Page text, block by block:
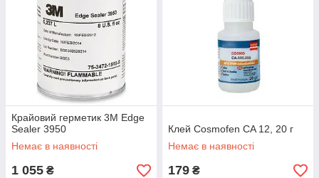
Крайовий герметик 3M Edge
Sealer 3950
Немає в наявності
1 055 ₴
Клей Cosmofen CA 12, 20 г
Немає в наявності
179 ₴